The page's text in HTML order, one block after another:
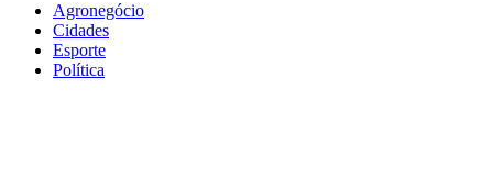
Agronegócio
Cidades
Esporte
Política